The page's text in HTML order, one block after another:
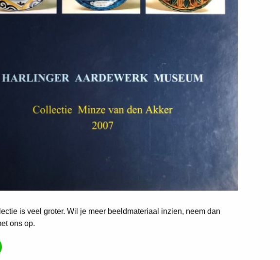
is veel groter. Wil je meer beeldmateriaal inzien, neem dan
ons op.